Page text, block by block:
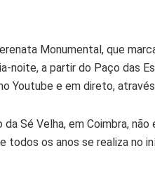
Monumental, que
noite, a partir do Paço das
Youtube e em direto,
da Sé Velha, em Coimbra,
todos os anos se realiza no